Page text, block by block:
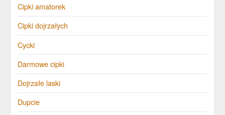
Cipki amatorek
Cipki dojrzałych
Cycki
Darmowe cipki
Dojrzałe laski
Dupcie